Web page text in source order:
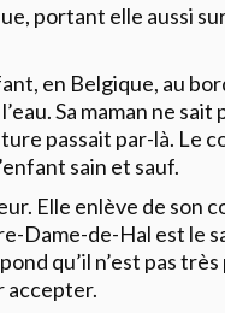
portant elle aussi
en Belgique, au
Sa maman ne sait
passait par-là. Le
sain et sauf.
Elle enlève de son
Dame-de-Hal est le
qu’il n’est pas
accepter.